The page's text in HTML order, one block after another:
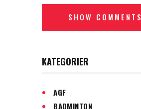
SHOW COMMENTS
KATEGORIER
AGF
BADMINTON